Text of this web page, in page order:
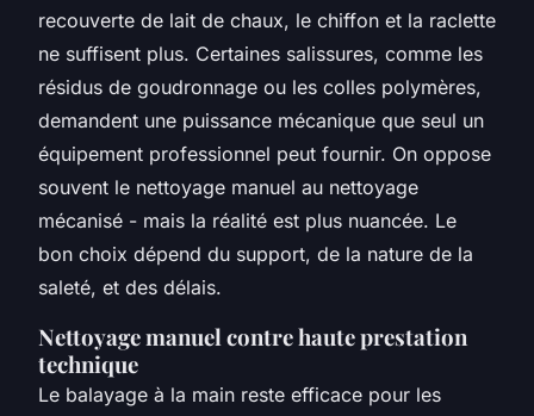
recouverte de lait de chaux, le chiffon et la raclette
ne suffisent plus. Certaines salissures, comme les
résidus de goudronnage ou les colles polymères,
demandent une puissance mécanique que seul un
équipement professionnel peut fournir. On oppose
souvent le nettoyage manuel au nettoyage
mécanisé - mais la réalité est plus nuancée. Le
bon choix dépend du support, de la nature de la
saleté, et des délais.
Nettoyage manuel contre haute prestation
technique
Le balayage à la main reste efficace pour les